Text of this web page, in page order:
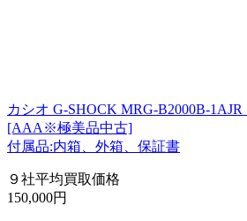
カシオ G-SHOCK MRG-B2000B-
[AAA※極美品中古]
付属品:内箱、外箱、保証書
９社平均買取価格
150,000円